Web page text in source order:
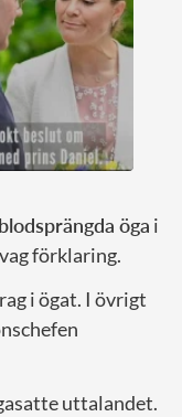
blodsprängda öga i
förklaring.
i ögat. I övrigt
uttalandet.